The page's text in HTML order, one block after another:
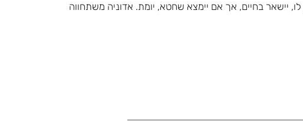
יישאר בחיים, אך אם יימצא שחטא, יומת. אדוניה משתחווה